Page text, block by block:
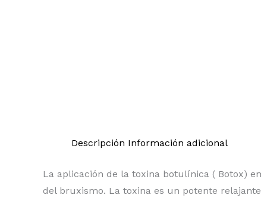
Descripción Información adicional
La aplicación de la toxina botulínica ( Botox)
del bruxismo. La toxina es un potente